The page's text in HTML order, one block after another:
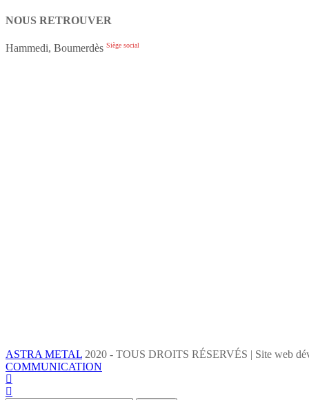
NOUS RETROUVER
Hammedi, Boumerdès Siège social
ASTRA METAL 2020 - TOUS DROITS RÉSERVÉS | Site web
COMMUNICATION